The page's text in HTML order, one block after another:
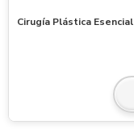
Cirugía Plástica Esencial